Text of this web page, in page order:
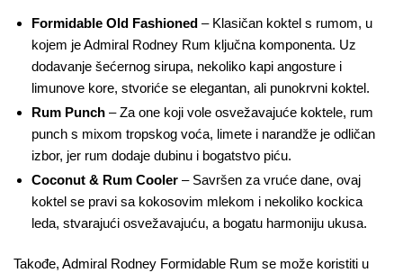
Formidable Old Fashioned – Klasičan koktel s rumom, u
kojem je Admiral Rodney Rum ključna komponenta. Uz
dodavanje šećernog sirupa, nekoliko kapi angosture i
limunove kore, stvoriće se elegantan, ali punokrvni koktel.
Rum Punch – Za one koji vole osvežavajuće koktele, rum
punch s mixom tropskog voća, limete i narandže je odličan
izbor, jer rum dodaje dubinu i bogatstvo piću.
Coconut & Rum Cooler – Savršen za vruće dane, ovaj
koktel se pravi sa kokosovim mlekom i nekoliko kockica
leda, stvarajući osvežavajuću, a bogatu harmoniju ukusa.
Takođe, Admiral Rodney Formidable Rum se može koristiti u